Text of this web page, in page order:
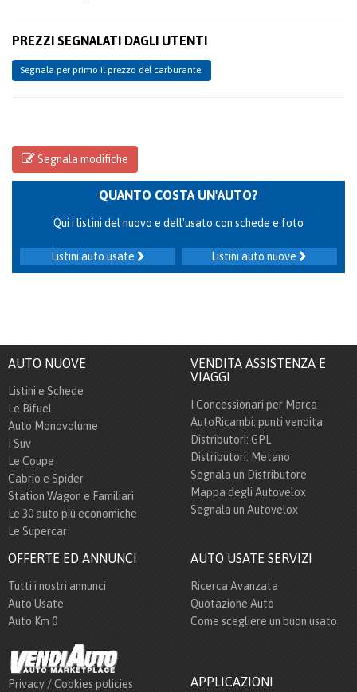
PREZZI SEGNALATI DAGLI UTENTI
Segnala per primo il prezzo del carburante.
Segnala modifiche
QUANTO COSTA UN'AUTO?
Qui i listini del nuovo e dell'usato con schede e foto
Listini auto nuove
Listini auto usate
AUTO NUOVE
Listini e Schede
Le Bifuel
Auto Monovolume
I Suv
Le Coupe
Cabrio e Spider
Station Wagon e Familiari
Le 30 auto più economiche
Le Supercar
VENDITA ASSISTENZA E
VIAGGI
I Concessionari per Marca
AutoRicambi: punti vendita
Distributori: GPL
Distributori: Metano
Segnala un Distributore
Mappa degli Autovelox
Segnala un Autovelox
OFFERTE ED ANNUNCI
Tutti i nostri annunci
Auto Usate
Auto Km 0
AUTO USATE SERVIZI
Ricerca Avanzata
Quotazione Auto
Come scegliere un buon usato
Privacy / Cookies policies APPLICAZIONI